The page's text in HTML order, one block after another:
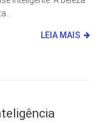
LEIA MAIS